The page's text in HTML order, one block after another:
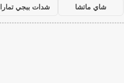
شاي ماتشا
شدات ببجي تمارا